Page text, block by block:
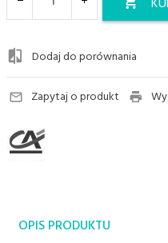
Dodaj do porównania
Zapytaj o produkt
OPIS PRODUKTU